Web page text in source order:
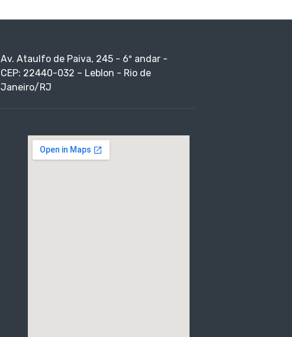
Av. Ataulfo de Paiva, 245 - 6º andar -
CEP: 22440-032 – Leblon - Rio de
Janeiro/RJ